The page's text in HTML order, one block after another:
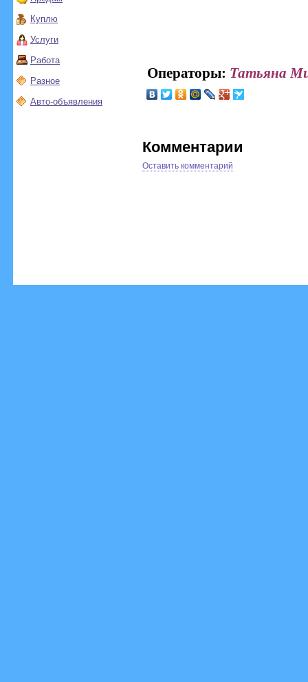
Куплю
Услуги
Работа
Разное
Авто-объявления
Операторы: Татьяна
Комментарии
Оставить комментарий